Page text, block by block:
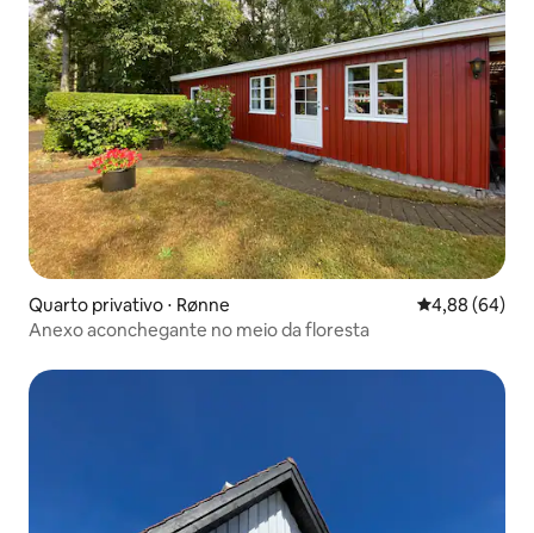
Quarto privativo ⋅ Rønne 4,88 de uma
4,88 (64)
Anexo aconchegante no meio da floresta